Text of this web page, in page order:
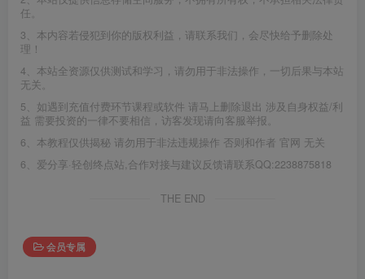
任。
3、本内容若侵犯到你的版权利益，请联系我们，会尽快给予删除处
理！
4、本站全资源仅供测试和学习，请勿用于非法操作，一切后果与本站
无关。
5、如遇到充值付费环节课程或软件 请马上删除退出 涉及自身权益/利
益 需要投资的一律不要相信，访客发现请向客服举报。
6、本教程仅供揭秘 请勿用于非法违规操作 否则和作者 官网 无关
6、爱分享·轻创终点站,合作对接与建议反馈请联系QQ:2238875818
THE END
会员专属